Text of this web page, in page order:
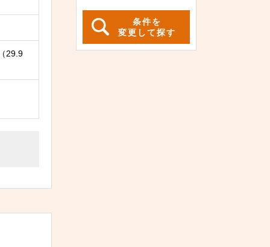
（29.9
条件を
変更して探す